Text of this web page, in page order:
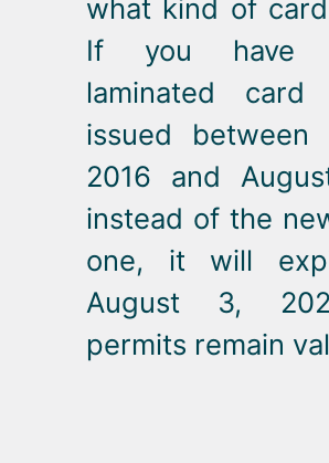
what kind of
If you have
laminated
issued between
2016 and
instead of the
one, it will
August 3,
permits remain